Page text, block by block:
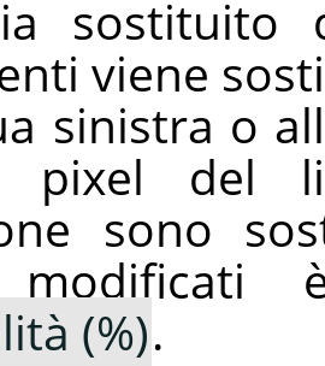
sostituito
viene
sinistra o
pixel del
sono
(%).